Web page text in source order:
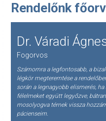
Rendelőnk
Dr. Váradi
Fogorvos
Számomra a legfontosabb, a
légkör megteremtése a
során a legnagyobb elismerés, ha
félelmeket együtt legyőzve,
mosolyogva térnek vissza
pácienseim.